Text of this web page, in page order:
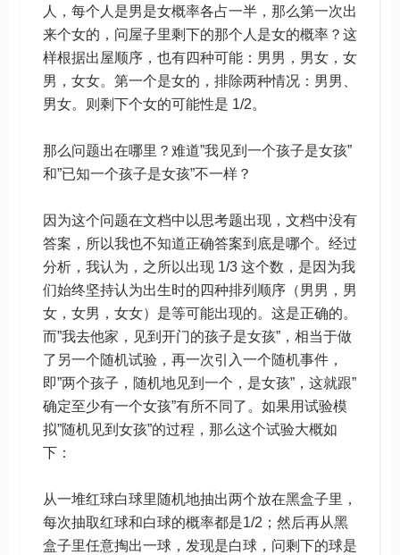
人，每个人是男是女概率各占一半，那么第一次出
来个女的，问屋子里剩下的那个人是女的概率？这
样根据出屋顺序，也有四种可能：男男，男女，女
男，女女。第一个是女的，排除两种情况：男男、
男女。则剩下个女的可能性是 1/2。
那么问题出在哪里？难道”我见到一个孩子是女孩”
和”已知一个孩子是女孩”不一样？
因为这个问题在文档中以思考题出现，文档中没有
答案，所以我也不知道正确答案到底是哪个。经过
分析，我认为，之所以出现 1/3 这个数，是因为我
们始终坚持认为出生时的四种排列顺序（男男，男
女，女男，女女）是等可能出现的。这是正确的。
而”我去他家，见到开门的孩子是女孩”，相当于做
了另一个随机试验，再一次引入一个随机事件，
即”两个孩子，随机地见到一个，是女孩”，这就跟”
确定至少有一个女孩”有所不同了。如果用试验模
拟”随机见到女孩”的过程，那么这个试验大概如
下：
从一堆红球白球里随机地抽出两个放在黑盒子里，
每次抽取红球和白球的概率都是1/2；然后再从黑
盒子里任意掏出一球，发现是白球，问剩下的球是